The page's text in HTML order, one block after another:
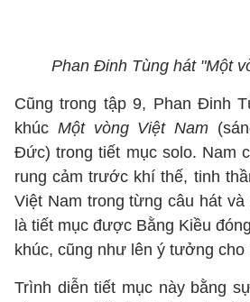
Phan Đinh Tùng hát "Một
Cũng trong tập 9, Phan Đinh
khúc Một vòng Việt Nam
Đức) trong tiết mục solo. Nam
rung cảm trước khí thế, tinh
Việt Nam trong từng câu hát
là tiết mục được Bằng Kiều
khúc, cũng như lên ý tưởng
Trình diễn tiết mục này bằng